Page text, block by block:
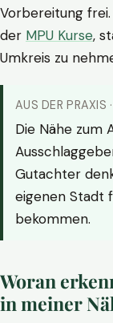
Vorbereitung
der MPU Kurse,
Umkreis zu
AUS DER PRAXIS
Die Nähe zum
Gutachter
eigenen Stadt
bekommen.
Woran
in meiner